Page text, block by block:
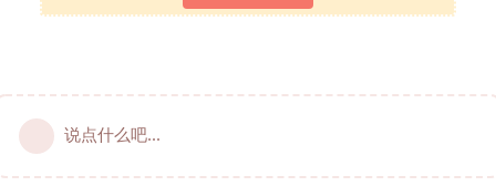
说点什么吧...